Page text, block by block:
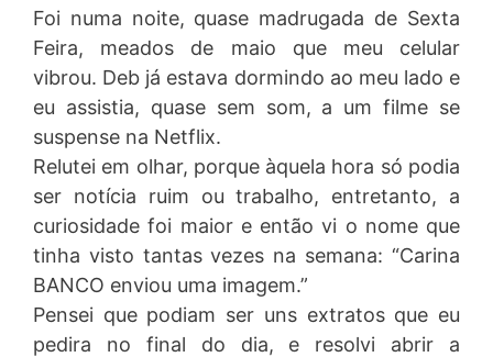
Foi numa noite, quase madrugada de Sexta
Feira, meados de maio que meu celular
vibrou. Deb já estava dormindo ao meu lado e
eu assistia, quase sem som, a um filme se
suspense na Netflix.
Relutei em olhar, porque àquela hora só podia
ser notícia ruim ou trabalho, entretanto, a
curiosidade foi maior e então vi o nome que
tinha visto tantas vezes na semana: “Carina
BANCO enviou uma imagem.”
Pensei que podiam ser uns extratos que eu
pedira no final do dia, e resolvi abrir a